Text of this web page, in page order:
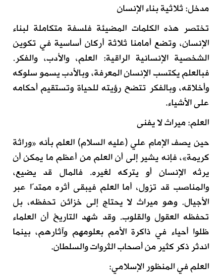
مدخل: ثلاثية بناء الإنسان
تختصر هذه الكلمات المضيئة فلسفة متكاملة لبناء
الإنسان، وتضع أمامنا ثلاثة أركان أساسية في تكوين
الشخصية الإنسانية الراقية: العلم، والأدب، والفكر.
فبالعلم يكتسب الإنسان المعرفة، وبالأدب يسمو سلوكه
وأخلاقه، وبالفكر تتضح رؤيته للحياة وتستقيم أحكامه
على الأشياء.
العلم: ميراث لا يفنى
حين يصف الإمام علي (عليه السلام) العلم بأنه «وراثة
كريمة»، فإنه يشير إلى أن العلم من أعظم ما يمكن أن
يرثه الإنسان أو يتركه لغيره. فالمال قد يضيع،
والمناصب قد تزول، أما العلم فيبقى أثره ممتدًا عبر
الأجيال. وهو ميراث لا يحتاج إلى خزائن تحفظه، بل
تحفظه العقول والقلوب. وقد شهد التاريخ أن العلماء
ظلوا أحياء في ذاكرة الأمم بعلومهم وآثارهم، بينما
اندثر ذكر كثير من أصحاب الثروات والسلطان.
العلم في المنظور الإسلامي: